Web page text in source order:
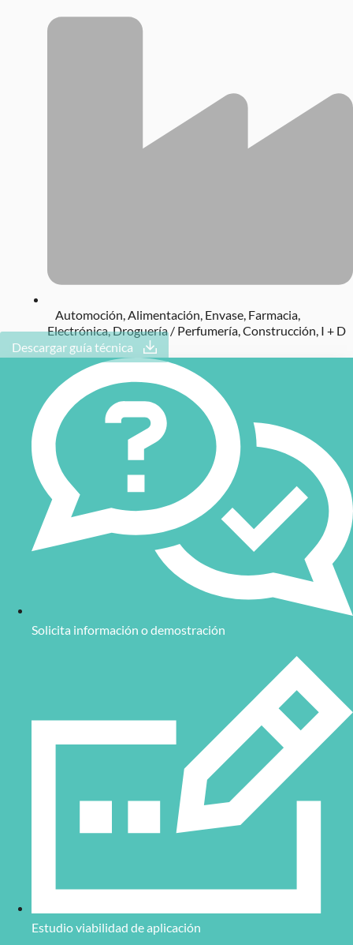
Automoción,Alimentación, Envase, Farmacia,
Electrónica,Droguería / Perfumería,Construcción, I + D
Descargar guía técnica
Solicita información o demostración
Estudio viabilidad de aplicación